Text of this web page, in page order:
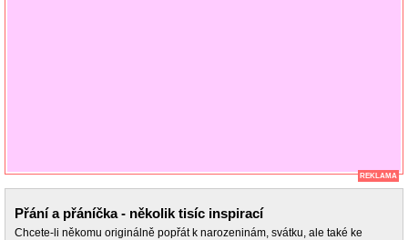
REKLAMA
Přání a přáníčka - několik tisíc inspirací
Chcete-li někomu originálně popřát k narozeninám, svátku, ale také ke